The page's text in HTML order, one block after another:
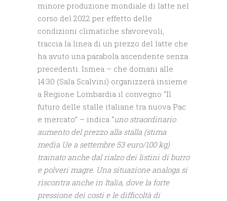
minore produzione mondiale di latte nel
corso del 2022 per effetto delle
condizioni climatiche sfavorevoli,
traccia la linea di un prezzo del latte che
ha avuto una parabola ascendente senza
precedenti. Ismea – che domani alle
14:30 (Sala Scalvini) organizzerà insieme
a Regione Lombardia il convegno “Il
futuro delle stalle italiane tra nuova Pac
e mercato” – indica “uno straordinario
aumento del prezzo alla stalla (stima
media Ue a settembre 53 euro/100 kg)
trainato anche dal rialzo dei listini di burro
e polveri magre. Una situazione analoga si
riscontra anche in Italia, dove la forte
pressione dei costi e le difficoltà di